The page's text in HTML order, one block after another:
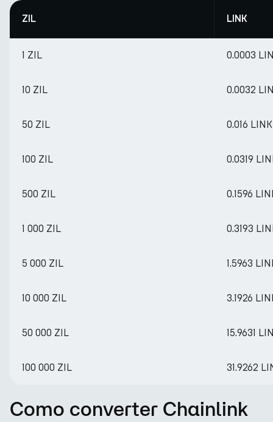
ZIL LINK
1 ZIL 0.0003
10 ZIL 0.0032
50 ZIL 0.016 LINK
100 ZIL 0.0319
500 ZIL 0.1596
1 000 ZIL 0.3193
5 000 ZIL 1.5963
10 000 ZIL 3.1926
50 000 ZIL 15.9631
100 000 ZIL 31.9262
Como converter Chainlink